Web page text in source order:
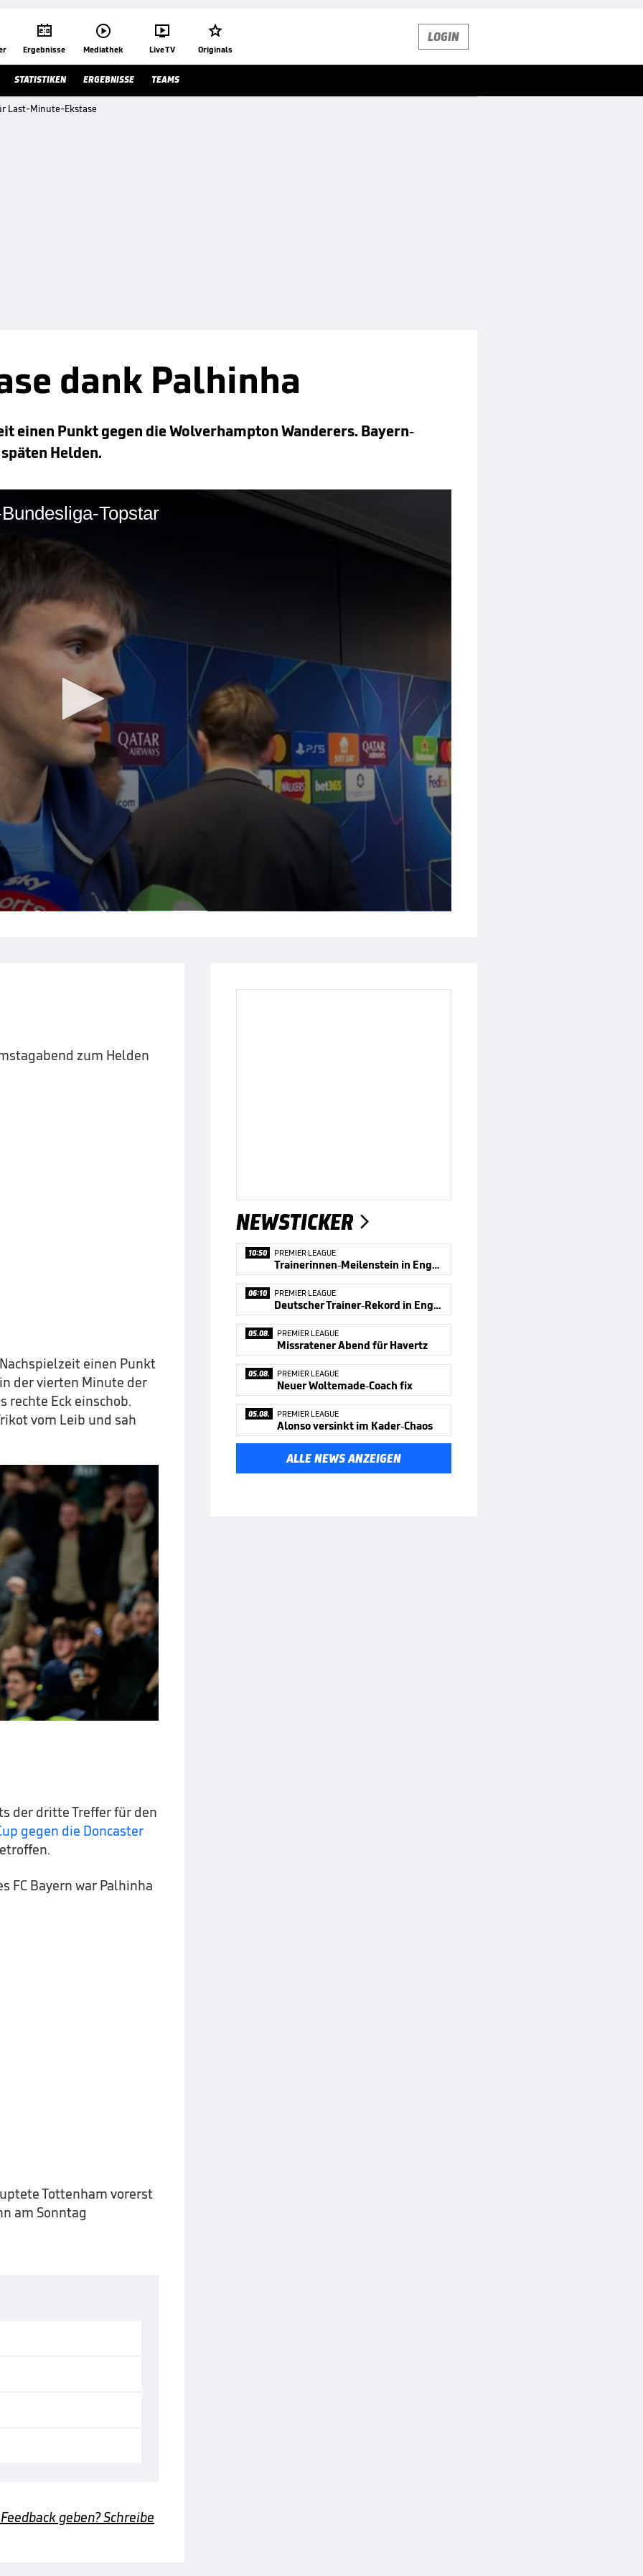

Ergebnisse

Mediathek

Live TV

Originals
LOGIN
STATISTIKEN ERGEBNISSE TEAMS
Last-Minute-Ekstase
dank Palhinha
einen Punkt gegen die Wolverhampton Wanderers. Bayern-
Helden.
Topstar
zum Helden
einen Punkt
der vierten Minute der
rechte Eck einschob.
vom Leib und sah
der dritte Treffer für den
gegen die Doncaster
FC Bayern war Palhinha
Tottenham vorerst
am Sonntag
geben? Schreibe
NEWSTICKER 
10:50 PREMIER LEAGUE
Trainerinnen-Meilenstein in England
06:10 PREMIER LEAGUE
Deutscher Trainer-Rekord in England
05.08. PREMIER LEAGUE
Missratener Abend für Havertz
05.08. PREMIER LEAGUE
Neuer Woltemade-Coach fix
05.08. PREMIER LEAGUE
Alonso versinkt im Kader-Chaos
ALLE NEWS ANZEIGEN